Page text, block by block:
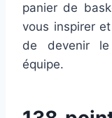
panier de
vous inspirer
de devenir
équipe.